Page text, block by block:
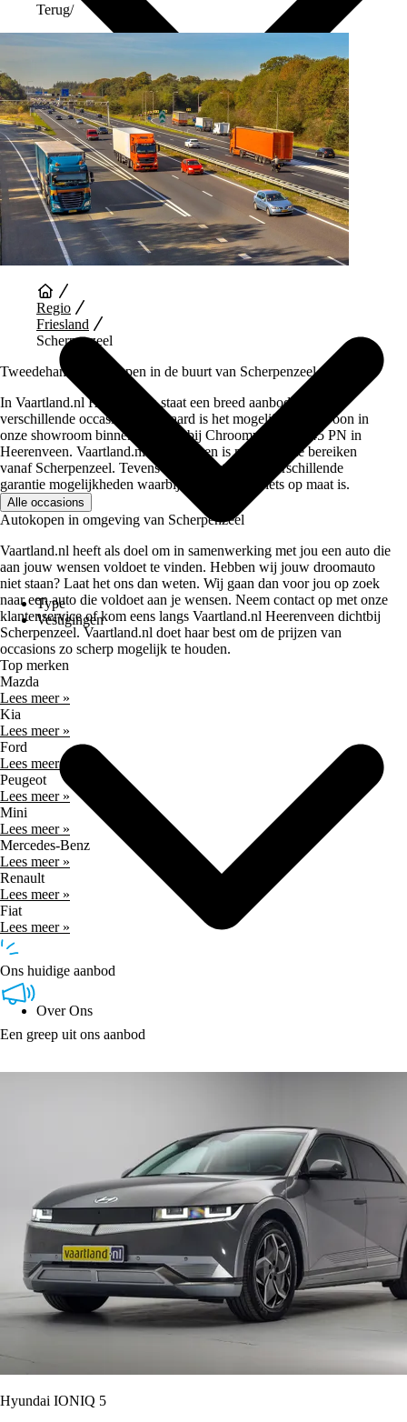
Auto Diensten
Type
Vestigingen
Over Ons
Terug/
Regio
Friesland
Scherpenzeel
Tweedehands auto kopen in de buurt van Scherpenzeel
In Vaartland.nl Heerenveen staat een breed aanbod van
verschillende occasions. Uiteraard is het mogelijk om gewoon in
onze showroom binnen te lopen bij Chroomweg 4, 8445 PN in
Heerenveen. Vaartland.nl Heerenveen is makkelijk te bereiken
vanaf Scherpenzeel. Tevens biedt Vaartland.nl verschillende
garantie mogelijkheden waarbij voor iedereen iets op maat is.
Alle occasions
Autokopen in omgeving van Scherpenzeel
Vaartland.nl heeft als doel om in samenwerking met jou een auto die
aan jouw wensen voldoet te vinden. Hebben wij jouw droomauto
niet staan? Laat het ons dan weten. Wij gaan dan voor jou op zoek
naar een auto die voldoet aan je wensen. Neem contact op met onze
klantenservice of kom eens langs Vaartland.nl Heerenveen dichtbij
Scherpenzeel. Vaartland.nl doet haar best om de prijzen van
occasions zo scherp mogelijk te houden.
Top merken
Mazda
Lees meer »
Kia
Lees meer »
Ford
Lees meer »
Peugeot
Lees meer »
Mini
Lees meer »
Mercedes-Benz
Lees meer »
Renault
Lees meer »
Fiat
Lees meer »
Ons huidige aanbod
Een greep uit ons aanbod
Hyundai IONIQ 5